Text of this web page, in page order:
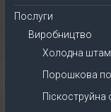
Послуги
Виробництво
Холодна
Порошкова